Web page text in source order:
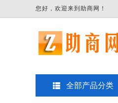
您好，欢迎来到助商网！
全部产品分类